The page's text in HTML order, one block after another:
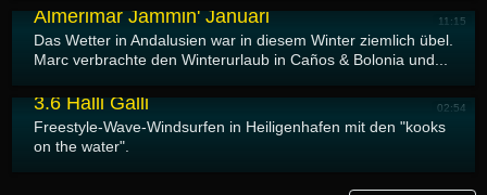
11:15
Almerimar Jammin' Januari
Das Wetter in Andalusien war in diesem Winter ziemlich übel.
Marc verbrachte den Winterurlaub in Caños & Bolonia und...
02:54
3.6 Halli Galli
Freestyle-Wave-Windsurfen in Heiligenhafen mit den "kooks
on the water".